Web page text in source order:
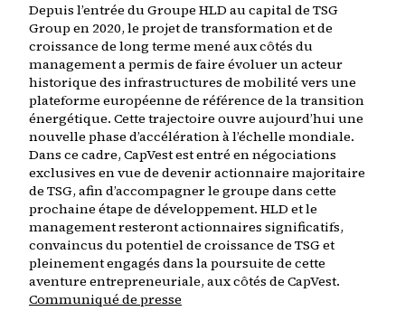
Depuis l’entrée du Groupe HLD au capital de TSG
Group en 2020, le projet de transformation et de
croissance de long terme mené aux côtés du
management a permis de faire évoluer un acteur
historique des infrastructures de mobilité vers une
plateforme européenne de référence de la transition
énergétique. Cette trajectoire ouvre aujourd’hui une
nouvelle phase d’accélération à l’échelle mondiale.
Dans ce cadre, CapVest est entré en négociations
exclusives en vue de devenir actionnaire majoritaire
de TSG, afin d’accompagner le groupe dans cette
prochaine étape de développement. HLD et le
management resteront actionnaires significatifs,
convaincus du potentiel de croissance de TSG et
pleinement engagés dans la poursuite de cette
aventure entrepreneuriale, aux côtés de CapVest.
Communiqué de presse